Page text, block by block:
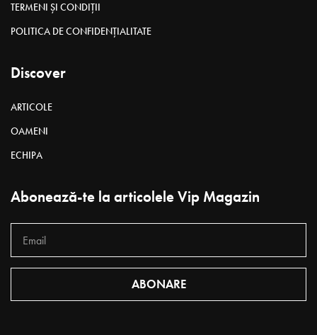
TERMENI ȘI CONDIȚII
POLITICA DE CONFIDENȚIALITATE
Discover
ARTICOLE
OAMENI
ECHIPA
Abonează-te la articolele Vip Magazin
ABONARE